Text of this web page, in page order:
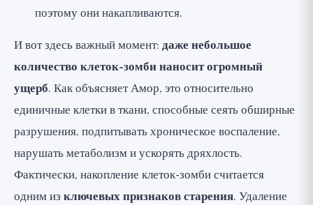
поэтому они накапливаются.
И вот здесь важный момент: даже небольшое
количество клеток-зомби наносит огромный
ущерб. Как объясняет Амор, это относительно
единичные клетки в ткани, способные сеять обширные
разрушения, подпитывать хроническое воспаление,
нарушать метаболизм и ускорять дряхлость.
Фактически, накопление клеток-зомби считается
одним из ключевых признаков старения. Удаление